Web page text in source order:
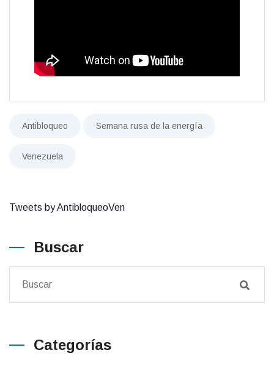
Antibloqueo Semana rusa de la energía
Venezuela
Tweets by AntibloqueoVen
Buscar
Categorías